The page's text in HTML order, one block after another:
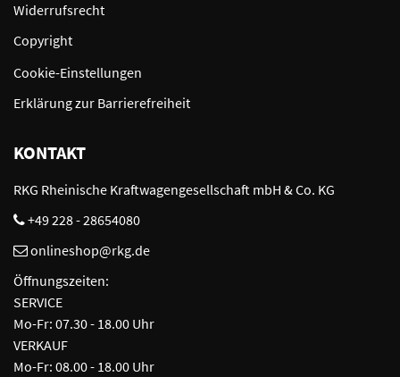
Widerrufsrecht
Copyright
Cookie-Einstellungen
Erklärung zur Barrierefreiheit
KONTAKT
RKG Rheinische Kraftwagengesellschaft mbH & Co. KG
+49 228 - 28654080
onlineshop@rkg.de
Öffnungszeiten:
SERVICE
Mo-Fr: 07.30 - 18.00 Uhr
VERKAUF
Mo-Fr: 08.00 - 18.00 Uhr